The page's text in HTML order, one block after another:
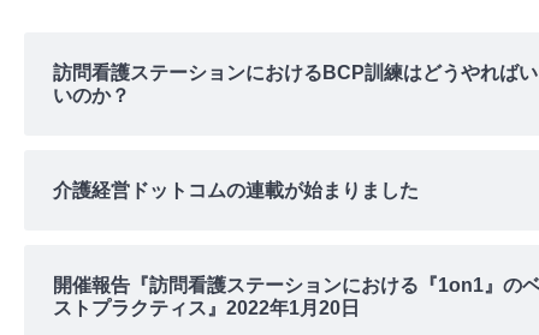
訪問看護ステーションにおけるBCP訓練はどうやればい
いのか？
介護経営ドットコムの連載が始まりました
開催報告『訪問看護ステーションにおける『1on1』の
ストプラクティス』2022年1月20日